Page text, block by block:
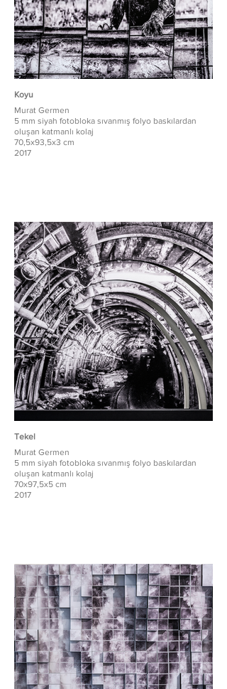
Koyu
Murat Germen
5 mm siyah fotobloka sıvanmış folyo baskılardan
oluşan katmanlı kolaj
70,5x93,5x3 cm
2017
Tekel
Murat Germen
5 mm siyah fotobloka sıvanmış folyo baskılardan
oluşan katmanlı kolaj
70x97,5x5 cm
2017